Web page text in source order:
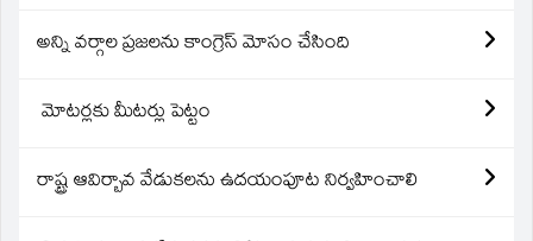
అన్ని వర్గాల ప్రజలను కాంగ్రెస్ మోసం చేసింది
మోటర్లకు మీటర్లు పెట్టం
రాష్ట్ర ఆవిర్బావ వేడుకలను ఉదయంపూట నిర్వహించాలి